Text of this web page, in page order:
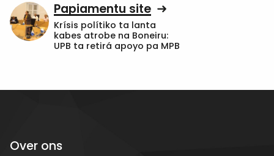
Papiamentu site
Krísis polítiko ta lanta
kabes atrobe na Boneiru:
UPB ta retirá apoyo pa MPB
Over ons